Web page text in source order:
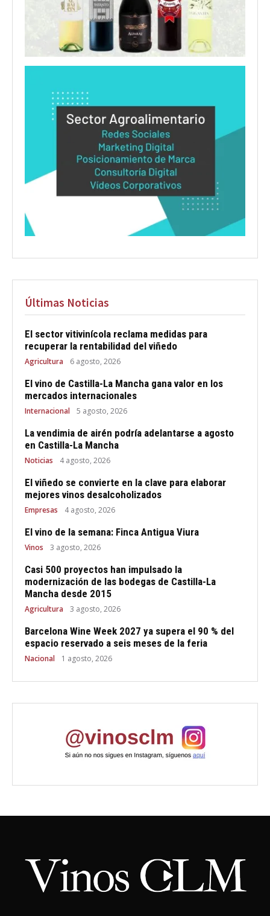
Últimas Noticias
El sector vitivinícola reclama medidas para
recuperar la rentabilidad del viñedo
Agricultura 6 agosto, 2026
El vino de Castilla-La Mancha gana valor en los
mercados internacionales
Internacional 5 agosto, 2026
La vendimia de airén podría adelantarse a agosto
en Castilla-La Mancha
Noticias 4 agosto, 2026
El viñedo se convierte en la clave para elaborar
mejores vinos desalcoholizados
Empresas 4 agosto, 2026
El vino de la semana: Finca Antigua Viura
Vinos 3 agosto, 2026
Casi 500 proyectos han impulsado la
modernización de las bodegas de Castilla-La
Mancha desde 2015
Agricultura 3 agosto, 2026
Barcelona Wine Week 2027 ya supera el 90 % del
espacio reservado a seis meses de la feria
Nacional 1 agosto, 2026